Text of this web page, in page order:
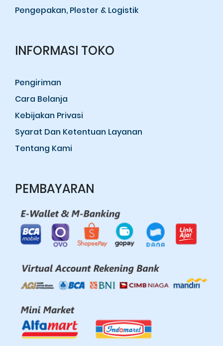
Pengepakan, Plester & Logistik
INFORMASI TOKO
Pengiriman
Cara Belanja
Kebijakan Privasi
Syarat Dan Ketentuan Layanan
Tentang Kami
PEMBAYARAN